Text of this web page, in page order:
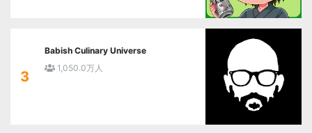
3
Babish Culinary Universe
1,050.0万人